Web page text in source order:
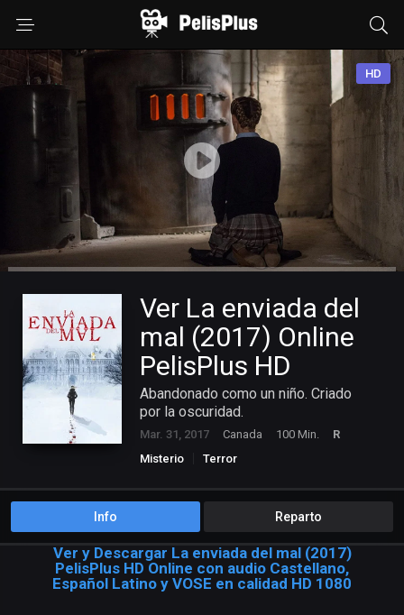
HD
Ver La enviada del
mal (2017) Online
PelisPlus HD
Abandonado como un niño. Criado
por la oscuridad.
Mar. 31, 2017 Canada 100 Min.
R
Misterio
Terror
Info Reparto
Ver y Descargar La enviada del mal (2017)
PelisPlus HD Online con audio Castellano,
Español Latino y VOSE en calidad HD 1080